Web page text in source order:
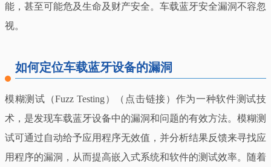
能，甚至可能危及生命及财产安全。车载蓝牙安全漏洞不容忽
视。
如何定位车载蓝牙设备的漏洞
模糊测试（Fuzz Testing）（点击链接）作为一种软件测试技
术，是发现车载蓝牙设备中的漏洞和问题的有效方法。模糊测
试可通过自动给予应用程序无效值，并分析结果反馈来寻找应
用程序的漏洞，从而提高嵌入式系统和软件的测试效率。随着